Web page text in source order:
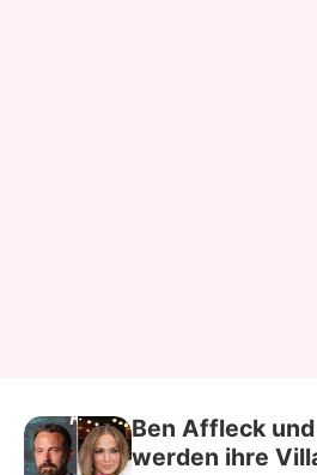
Ben Affleck
werden ihre